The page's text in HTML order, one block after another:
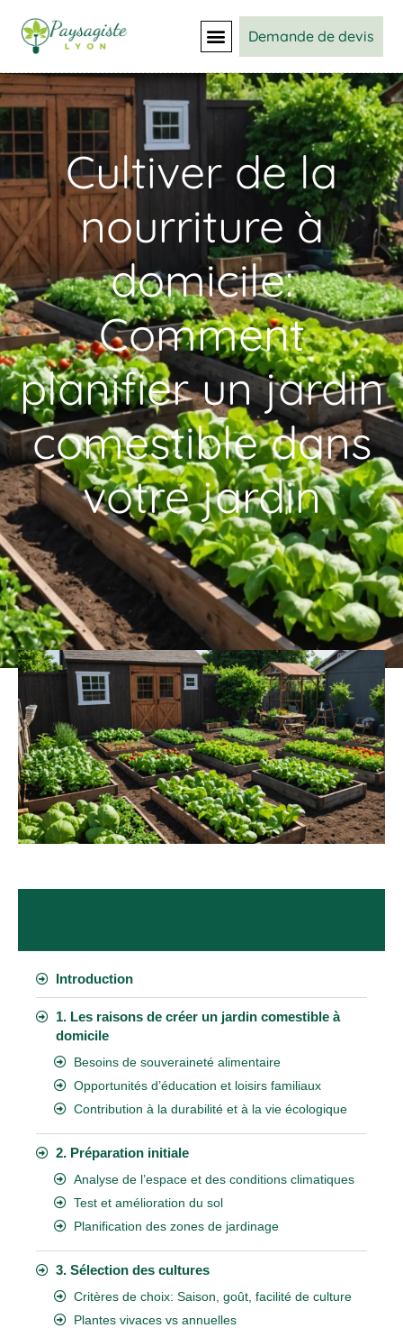
Demande de devis
Cultiver de la
nourriture à
domicile:
Comment
planifier un jardin
comestible dans
votre jardin
Introduction
1. Les raisons de créer un jardin comestible à
domicile
Besoins de souveraineté alimentaire
Opportunités d’éducation et loisirs familiaux
Contribution à la durabilité et à la vie écologique
2. Préparation initiale
Analyse de l’espace et des conditions climatiques
Test et amélioration du sol
Planification des zones de jardinage
3. Sélection des cultures
Critères de choix: Saison, goût, facilité de culture
Plantes vivaces vs annuelles